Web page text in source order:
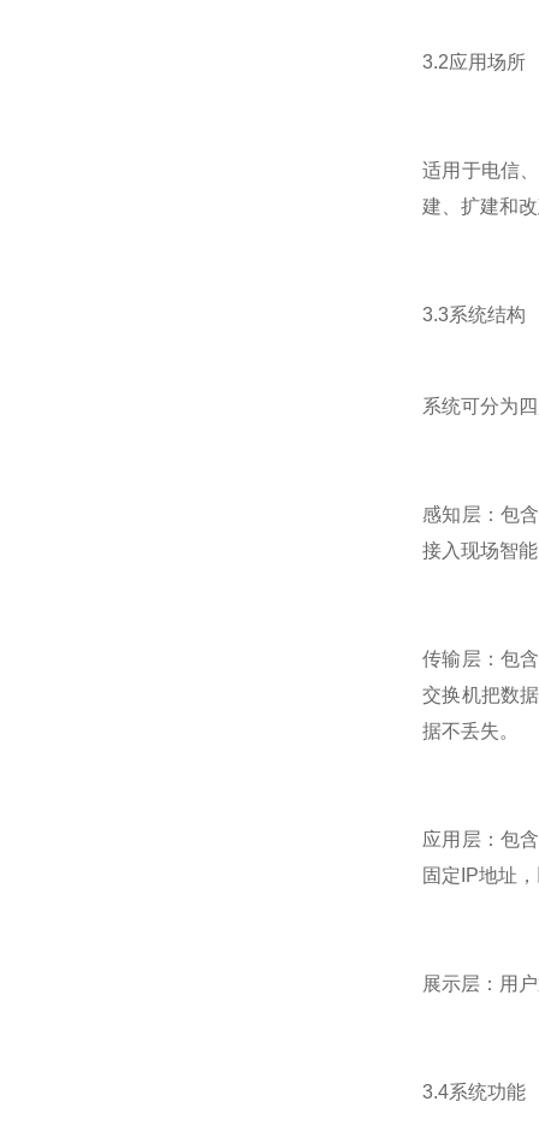
3.2应用场所
适用于电信
建、扩建和
3.3系统结构
系统可分为
感知层：包
接入现场智
传输层：包
交换机把数
据不丢失。
应用层：包
固定IP地址
展示层：用
3.4系统功能